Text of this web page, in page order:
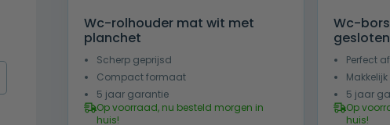
Wc-rolhouder mat wit met
planchet
Scherp geprijsd
Compact formaat
5 jaar garantie
Op voorraad, nu besteld morgen in
huis!
Wc-
Perfect
5 jaar
Op
huis!